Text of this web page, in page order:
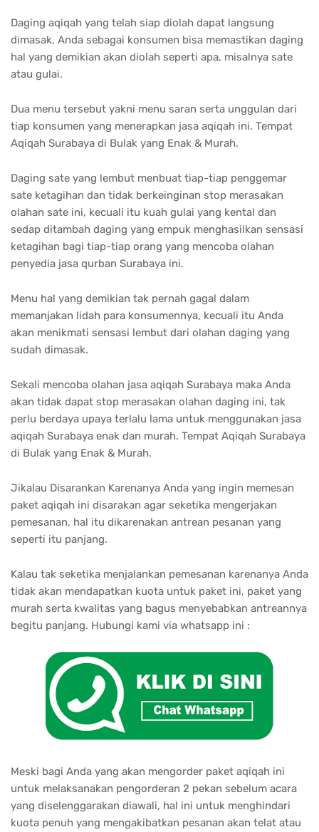
Daging aqiqah yang telah siap diolah dapat langsung
dimasak, Anda sebagai konsumen bisa memastikan daging
hal yang demikian akan diolah seperti apa, misalnya sate
atau gulai.
Dua menu tersebut yakni menu saran serta unggulan dari
tiap konsumen yang menerapkan jasa aqiqah ini. Tempat
Aqiqah Surabaya di Bulak yang Enak & Murah.
Daging sate yang lembut menbuat tiap-tiap penggemar
sate ketagihan dan tidak berkeinginan stop merasakan
olahan sate ini, kecuali itu kuah gulai yang kental dan
sedap ditambah daging yang empuk menghasilkan sensasi
ketagihan bagi tiap-tiap orang yang mencoba olahan
penyedia jasa qurban Surabaya ini.
Menu hal yang demikian tak pernah gagal dalam
memanjakan lidah para konsumennya, kecuali itu Anda
akan menikmati sensasi lembut dari olahan daging yang
sudah dimasak.
Sekali mencoba olahan jasa aqiqah Surabaya maka Anda
akan tidak dapat stop merasakan olahan daging ini, tak
perlu berdaya upaya terlalu lama untuk menggunakan jasa
aqiqah Surabaya enak dan murah. Tempat Aqiqah Surabaya
di Bulak yang Enak & Murah.
Jikalau Disarankan Karenanya Anda yang ingin memesan
paket aqiqah ini disarakan agar seketika mengerjakan
pemesanan, hal itu dikarenakan antrean pesanan yang
seperti itu panjang.
Kalau tak seketika menjalankan pemesanan karenanya Anda
tidak akan mendapatkan kuota untuk paket ini, paket yang
murah serta kwalitas yang bagus menyebabkan antreannya
begitu panjang. Hubungi kami via whatsapp ini :
Meski bagi Anda yang akan mengorder paket aqiqah ini
untuk melaksanakan pengorderan 2 pekan sebelum acara
yang diselenggarakan diawali, hal ini untuk menghindari
kuota penuh yang mengakibatkan pesanan akan telat atau